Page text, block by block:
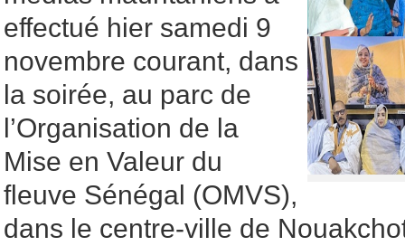
effectué hier samedi 9
novembre courant, dans
la soirée, au parc de
l’Organisation de la
Mise en Valeur du
fleuve Sénégal (OMVS),
dans le centre-ville de